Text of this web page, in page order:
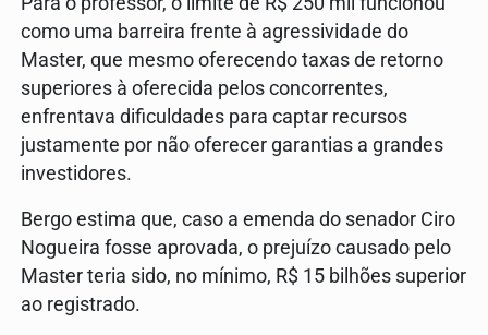
como uma barreira frente à agressividade do
Master, que mesmo oferecendo taxas de retorno
superiores à oferecida pelos concorrentes,
enfrentava dificuldades para captar recursos
justamente por não oferecer garantias a grandes
investidores.
Bergo estima que, caso a emenda do senador Ciro
Nogueira fosse aprovada, o prejuízo causado pelo
Master teria sido, no mínimo, R$ 15 bilhões superior
ao registrado.